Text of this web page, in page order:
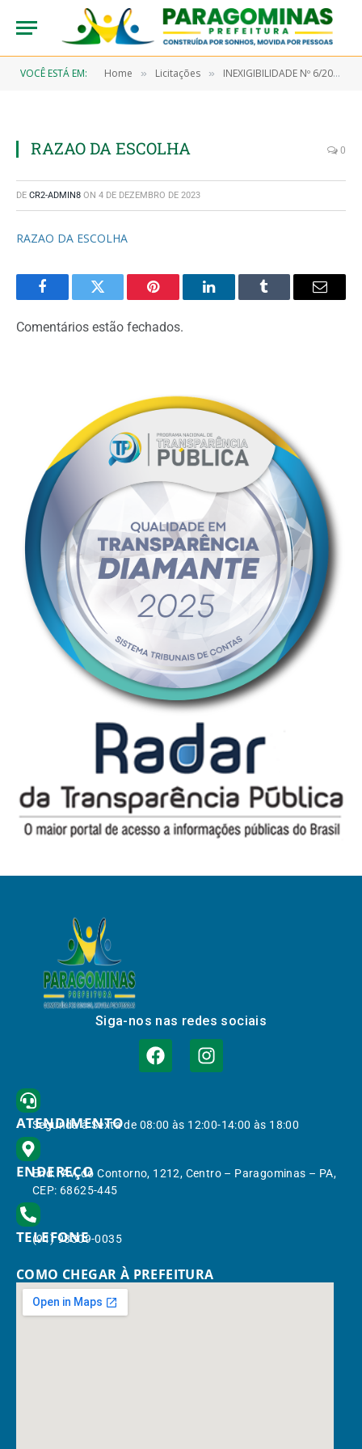
VOCÊ ESTÁ EM: Home » Licitações » INEXIGIBILIDADE Nº 6/2023-00007 (CONTRATAÇÃO DE EMPRESA ESPECIALIZADA EM CESSÃO DE USO DE SOFTWARE PARA RECURSO HUMANOS, COMTEMPLANDO MANUTENÇÃO, ATUALIZAÇÕES E ROTINAS DE BACKUP PARA ATENDER DEMANDAS DA PREFEITURA MUNICIPAL DE PARAGOMINAS)
RAZAO DA ESCOLHA 0
DE CR2-ADMIN8 ON 4 DE DEZEMBRO DE 2023
RAZAO DA ESCOLHA
FacebookTwitter Pinterest LinkedInTumblr Email
Comentários estão fechados.
Siga-nos nas redes sociais
ATENDIMENTO
Segunda à Sexta de 08:00 às 12:00-14:00 às 18:00
ENDEREÇO
End.: Av. do Contorno, 1212, Centro – Paragominas – PA,
CEP: 68625-445
TELEFONE
(91) 98309-0035
COMO CHEGAR À PREFEITURA